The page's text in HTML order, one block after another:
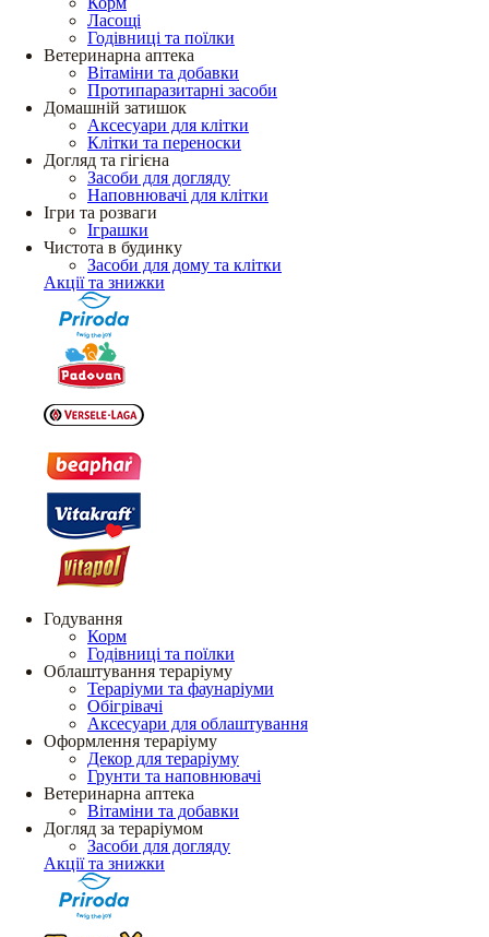
Ласощі
Годівниці та поїлки
Ветеринарна аптека
Вітаміни та добавки
Протипаразитарні засоби
Домашній затишок
Аксесуари для клітки
Клітки та переноски
Догляд та гігієна
Засоби для догляду
Наповнювачі для клітки
Ігри та розваги
Іграшки
Чистота в будинку
Засоби для дому та клітки
Акції та знижки
Годування
Корм
Годівниці та поїлки
Облаштування тераріуму
Тераріуми та фаунаріуми
Обігрівачі
Аксесуари для облаштування
Оформлення тераріуму
Декор для тераріуму
Грунти та наповнювачі
Ветеринарна аптека
Вітаміни та добавки
Догляд за тераріумом
Засоби для догляду
Акції та знижки